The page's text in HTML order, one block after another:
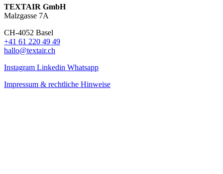
TEXTAIR GmbH
Malzgasse 7A
CH-4052 Basel
+41 61 220 49 49
hallo@textair.ch
Instagram Linkedin Whatsapp
Impressum & rechtliche Hinweise